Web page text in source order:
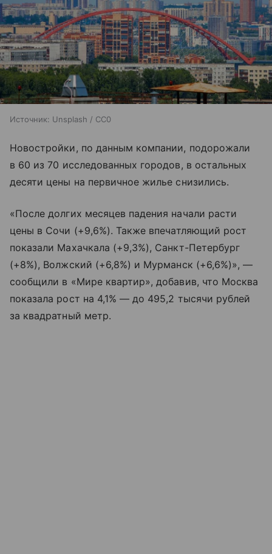
Источник: Unsplash / CC0
Новостройки, по данным компании, подорожали
в 60 из 70 исследованных городов, в остальных
десяти цены на первичное жилье снизились.
«После долгих месяцев падения начали расти
цены в Сочи (+9,6%). Также впечатляющий рост
показали Махачкала (+9,3%), Санкт-Петербург
(+8%), Волжский (+6,8%) и Мурманск (+6,6%)», —
сообщили в «Мире квартир», добавив, что Москва
показала рост на 4,1% — до 495,2 тысячи рублей
за квадратный метр.